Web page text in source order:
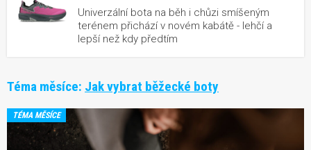
Univerzální bota na běh i chůzi smíšeným
terénem přichází v novém kabátě - lehčí a
lepší než kdy předtím
Téma měsíce: Jak vybrat běžecké boty
TÉMA MĚSÍCE